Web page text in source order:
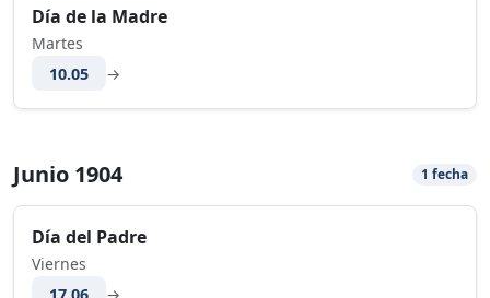
Día de la Madre
Martes
10.05
→
Junio 1904 1 fecha
Día del Padre
Viernes